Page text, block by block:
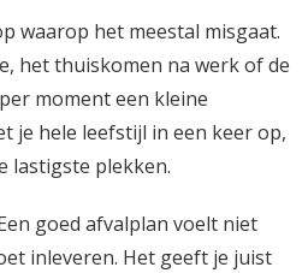
waarop het meestal misgaat.
het thuiskomen na werk of de
moment een kleine
je hele leefstijl in een keer op,
lastigste plekken.
goed afvalplan voelt niet
inleveren. Het geeft je juist